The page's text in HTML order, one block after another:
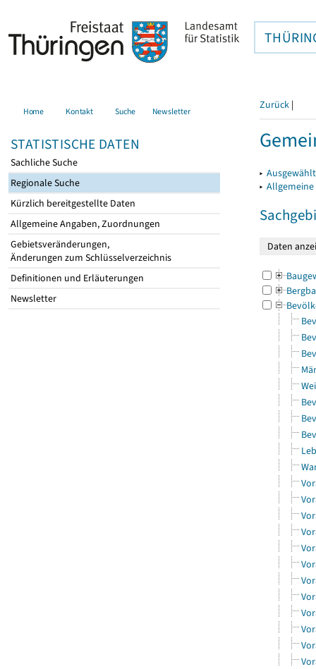
Home Kontakt Suche Newsletter
STATISTISCHE DATEN
Sachliche Suche
Regionale Suche
Kürzlich bereitgestellte Daten
Allgemeine Angaben, Zuordnungen
Gebietsveränderungen,
Änderungen zum Schlüsselverzeichnis
Definitionen und Erläuterungen
Newsletter
Zurück |
▸
▸